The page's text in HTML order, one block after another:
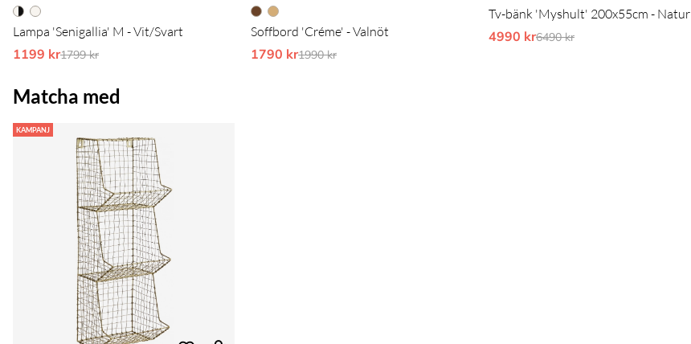
Lampa 'Senigallia' M - Vit/Svart
1199 krOrdinarie pris:
1799 kr
Soffbord 'Créme' - Valnöt
1790 krOrdinarie pris:
1990 kr
Tv-bänk 'Myshult' 200x55cm - Natur
4990 krOrdinarie pris:
6490 kr
Matcha med
KAMPANJ